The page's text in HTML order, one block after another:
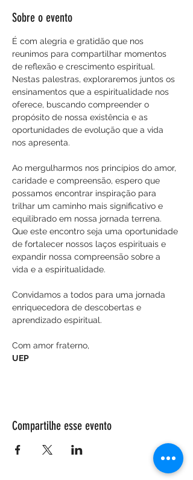
Sobre o evento
É com alegria e gratidão que nos
reunimos para compartilhar momentos
de reflexão e crescimento espiritual.
Nestas palestras, exploraremos juntos os
ensinamentos que a espiritualidade nos
oferece, buscando compreender o
propósito de nossa existência e as
oportunidades de evolução que a vida
nos apresenta.
Ao mergulharmos nos princípios do amor,
caridade e compreensão, espero que
possamos encontrar inspiração para
trilhar um caminho mais significativo e
equilibrado em nossa jornada terrena.
Que este encontro seja uma oportunidade
de fortalecer nossos laços espirituais e
expandir nossa compreensão sobre a
vida e a espiritualidade.
Convidamos a todos para uma jornada
enriquecedora de descobertas e
aprendizado espiritual.
Com amor fraterno,
UEP
Compartilhe esse evento